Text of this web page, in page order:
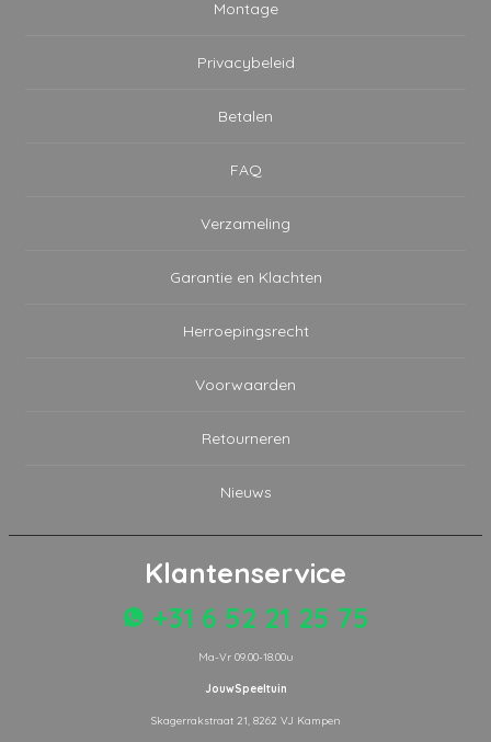
Montage
Privacybeleid
Betalen
FAQ
Verzameling
Garantie en Klachten
Herroepingsrecht
Voorwaarden
Retourneren
Nieuws
Klantenservice
+31 6 52 21 25 75
Ma-Vr 09.00-18.00u
JouwSpeeltuin
Skagerrakstraat 21, 8262 VJ Kampen